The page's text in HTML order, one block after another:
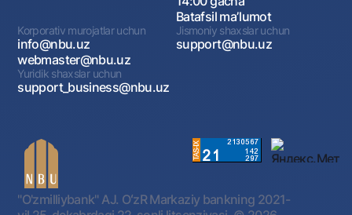
Batafsil maʼlumot
Korporativ murojatlar uchun
info@nbu.uz
webmaster@nbu.uz
Jismoniy shaxslar uchun
support@nbu.uz
Yuridik shaxslar uchun
support_business@nbu.uz
"O'zmilliybank" AJ. OʻzR Markaziy bankning 2021-